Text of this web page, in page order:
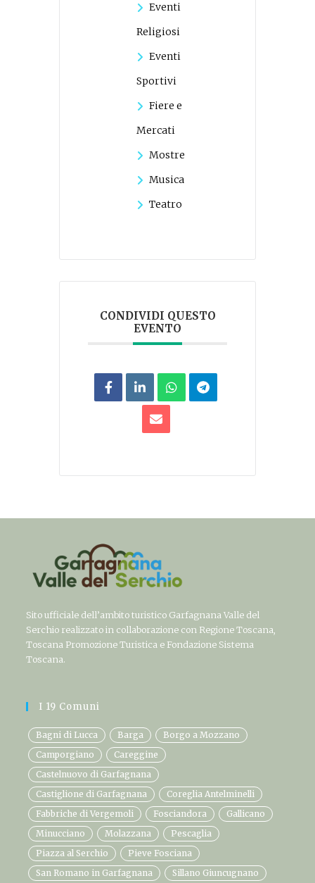
Eventi
Religiosi
Eventi
Sportivi
Fiere e
Mercati
Mostre
Musica
Teatro
CONDIVIDI QUESTO
EVENTO
Sito ufficiale dell’ambito turistico Garfagnana Valle del
Serchio realizzato in collaborazione con Regione Toscana,
Toscana Promozione Turistica e Fondazione Sistema
Toscana.
I 19 Comuni
Bagni di Lucca Barga
Borgo a Mozzano
Camporgiano
Careggine
Castelnuovo di Garfagnana
Castiglione di Garfagnana
Coreglia Antelminelli
Fabbriche di Vergemoli
Fosciandora
Gallicano
Minucciano
Molazzana
Pescaglia
Piazza al Serchio
Pieve Fosciana
San Romano in Garfagnana
Sillano Giuncugnano